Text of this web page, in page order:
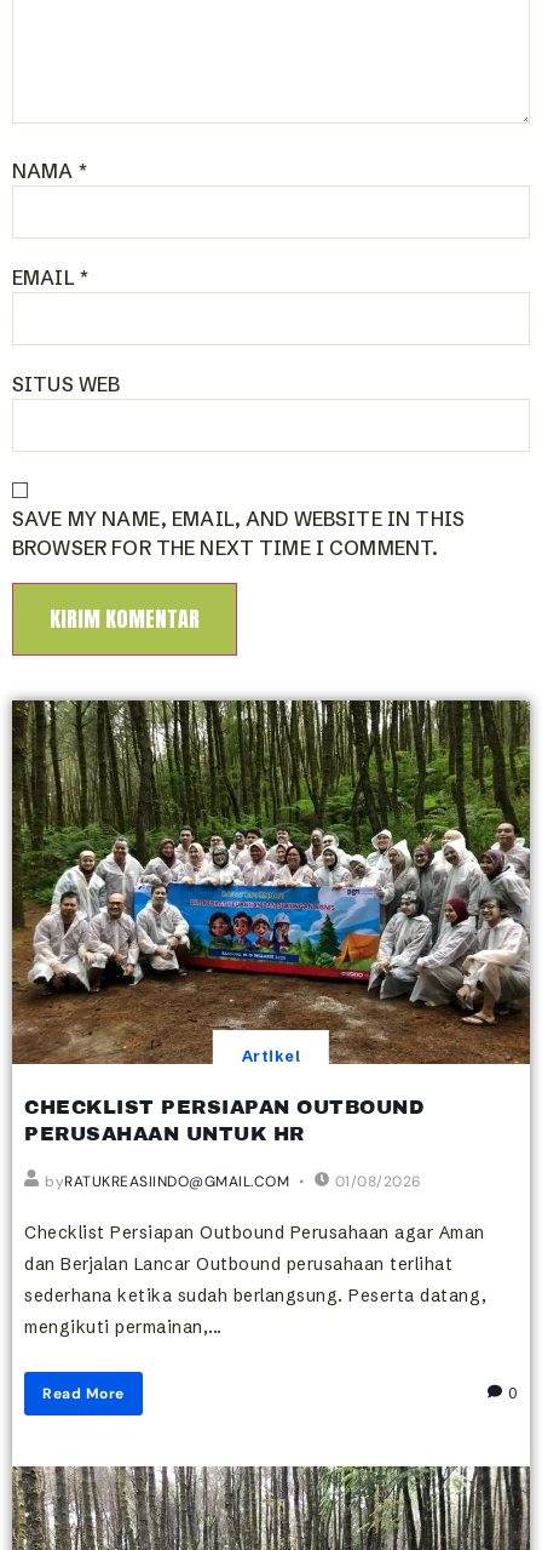
NAMA *
EMAIL *
SITUS WEB
SAVE MY NAME, EMAIL, AND WEBSITE IN THIS
BROWSER FOR THE NEXT TIME I COMMENT.
Artikel
CHECKLIST PERSIAPAN OUTBOUND
PERUSAHAAN UNTUK HR
byRATUKREASIINDO@GMAIL.COM 01/08/2026
Checklist Persiapan Outbound Perusahaan agar Aman
dan Berjalan Lancar Outbound perusahaan terlihat
sederhana ketika sudah berlangsung. Peserta datang,
mengikuti permainan,...
Read More 0